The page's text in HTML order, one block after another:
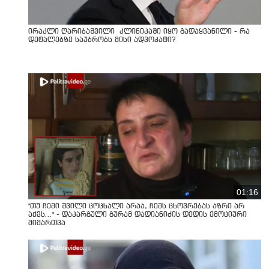
ირაკლი ღარიბაშვილი კლინიკაში იყო გადაყვანილი - რა
დეტალებზე საუბრობს მისი ადვოკატი?
01:16
"თუ ჩემი შვილი ცოცხალი არაა, ჩემს ცხოვრებას აზრი არ
აქვს..." - დაკარგული გურამ დადიანიძის დედის ემოციური
მიმართვა